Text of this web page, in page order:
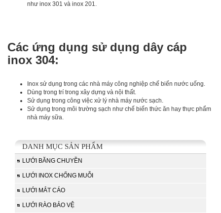
như inox 301 và inox 201.
Các ứng dụng sử dụng dây cáp
inox 304:
Inox sử dụng trong các nhà máy công nghiệp chế biến nước uống.
Dùng trong trí trong xây dựng và nội thất.
Sử dụng trong công việc xử lý nhà máy nước sạch.
Sử dụng trong môi trường sạch như chế biến thức ăn hay thực phẩm
nhà máy sữa.
DANH MỤC SẢN PHẨM
LƯỚI BĂNG CHUYỀN
LƯỚI INOX CHỐNG MUỖI
LƯỚI MẮT CÁO
LƯỚI RÀO BẢO VỆ